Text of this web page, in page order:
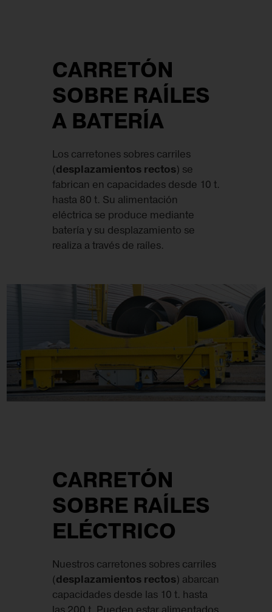
CARRETÓN
SOBRE RAÍLES
A BATERÍA
Los carretones sobres carriles
(desplazamientos rectos) se
fabrican en capacidades desde 10 t.
hasta 80 t. Su alimentación
eléctrica se produce mediante
batería y su desplazamiento se
realiza a través de raíles.
CARRETÓN
SOBRE RAÍLES
ELÉCTRICO
Nuestros carretones sobres carriles
(desplazamientos rectos) abarcan
capacidades desde las 10 t. hasta